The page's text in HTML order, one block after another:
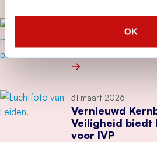
OK
Onderzoek:
schaarste bij
31 maart 2026
Vernieuwd
Veiligheid biedt
voor IVP